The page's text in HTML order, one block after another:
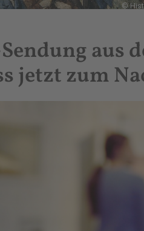
©
aus
jetzt zum